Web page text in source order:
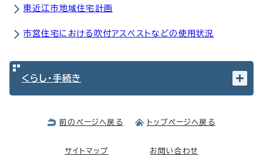
東近江市地域住宅計画
市営住宅における吹付アスベストなどの使用状況
くらし・手続き
前のページへ戻る トップページへ戻る
サイトマップ お問い合わせ